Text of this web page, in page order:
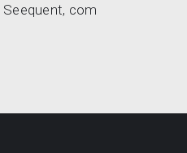
com